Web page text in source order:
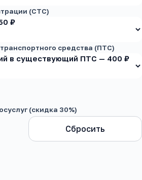
(СТС)
средства (ПТС)
(скидка 30%)
Сбросить